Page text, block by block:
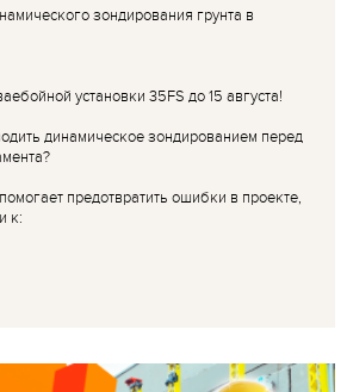
зондирования грунта в
установки 35FS до 15 августа!
динамическое зондированием перед
предотвратить ошибки в проекте,
к: